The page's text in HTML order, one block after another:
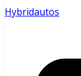
Hybridautos